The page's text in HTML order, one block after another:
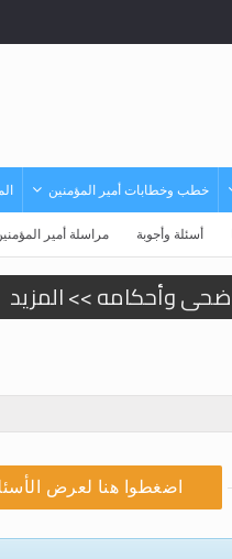
خطب وخطابات أمير المؤمنين
أسئلة وأجوبة مراسلة أمير
وأحكامه >> المزيد
حضرة امير
اضغطوا هنا لعرض